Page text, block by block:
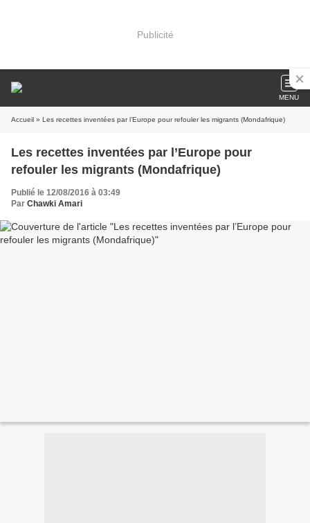
Publicité
MENU
Accueil » Les recettes inventées par l’Europe pour refouler les migrants (Mondafrique)
Les recettes inventées par l’Europe pour
refouler les migrants (Mondafrique)
Publié le 12/08/2016 à 03:49
Par Chawki Amari